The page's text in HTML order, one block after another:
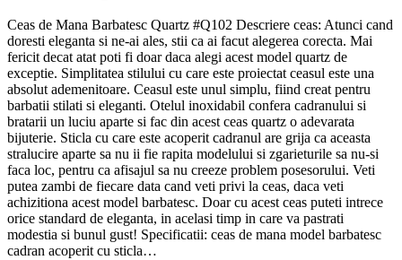
Ceas de Mana Barbatesc Quartz #Q102 Descriere ceas: Atunci cand
doresti eleganta si ne-ai ales, stii ca ai facut alegerea corecta. Mai
fericit decat atat poti fi doar daca alegi acest model quartz de
exceptie. Simplitatea stilului cu care este proiectat ceasul este una
absolut ademenitoare. Ceasul este unul simplu, fiind creat pentru
barbatii stilati si eleganti. Otelul inoxidabil confera cadranului si
bratarii un luciu aparte si fac din acest ceas quartz o adevarata
bijuterie. Sticla cu care este acoperit cadranul are grija ca aceasta
stralucire aparte sa nu ii fie rapita modelului si zgarieturile sa nu-si
faca loc, pentru ca afisajul sa nu creeze problem posesorului. Veti
putea zambi de fiecare data cand veti privi la ceas, daca veti
achizitiona acest model barbatesc. Doar cu acest ceas puteti intrece
orice standard de eleganta, in acelasi timp in care va pastrati
modestia si bunul gust! Specificatii: ceas de mana model barbatesc
cadran acoperit cu sticla…